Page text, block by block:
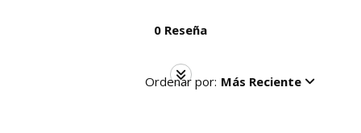
0 Reseña
Ordenar por: Más Reciente